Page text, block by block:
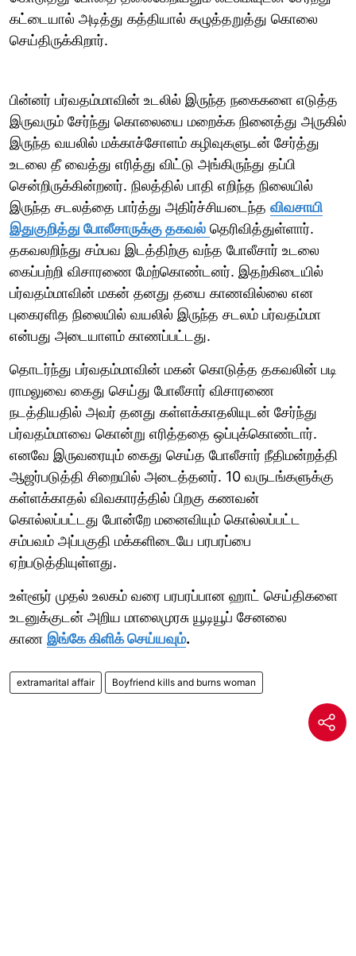
கட்டையால் அடித்து கத்தியால் கழுத்தறுத்து கொலை
செய்திருக்கிறார்.
பின்னர் பர்வதம்மாவின் உடலில் இருந்த நகைகளை எடுத்த
இருவரும் சேர்ந்து கொலையை மறைக்க நினைத்து அருகில்
இருந்த வயலில் மக்காச்சோளம் கழிவுகளுடன் சேர்த்து
உடலை தீ வைத்து எரித்து விட்டு அங்கிருந்து தப்பி
சென்றிருக்கின்றனர். நிலத்தில் பாதி எறிந்த நிலையில்
இருந்த சடலத்தை பார்த்து அதிர்ச்சியடைந்த விவசாயி
இதுகுறித்து போலீசாருக்கு தகவல் தெரிவித்துள்ளார்.
தகவலறிந்து சம்பவ இடத்திற்கு வந்த போலீசார் உடலை
கைப்பற்றி விசாரணை மேற்கொண்டனர். இதற்கிடையில்
பர்வதம்மாவின் மகன் தனது தயை காணவில்லை என
புகைரளித நிலையில் வயலில் இருந்த சடலம் பர்வதம்மா
என்பது அடையாளம் காணப்பட்டது.
தொடர்ந்து பர்வதம்மாவின் மகன் கொடுத்த தகவலின் படி
ராமலுவை கைது செய்து போலீசார் விசாரணை
நடத்தியதில் அவர் தனது கள்ளக்காதலியுடன் சேர்ந்து
பர்வதம்மாவை கொன்று எரித்ததை ஒப்புக்கொண்டார்.
எனவே இருவரையும் கைது செய்த போலீசார் நீதிமன்றத்தி
ஆஜர்படுத்தி சிறையில் அடைத்தனர். 10 வருடங்களுக்கு
கள்ளக்காதல் விவகாரத்தில் பிறகு கணவன்
கொல்லப்பட்டது போன்றே மனைவியும் கொல்லப்பட்ட
சம்பவம் அப்பகுதி மக்களிடையே பரபரப்பை
ஏற்படுத்தியுள்ளது.
உள்ளூர் முதல் உலகம் வரை பரபரப்பான ஹாட் செய்திகளை
உடனுக்குடன் அறிய மாலைமுரசு யூடியூப் சேனலை
காண இங்கே கிளிக் செய்யவும்.
extramarital affair Boyfriend kills and burns woman